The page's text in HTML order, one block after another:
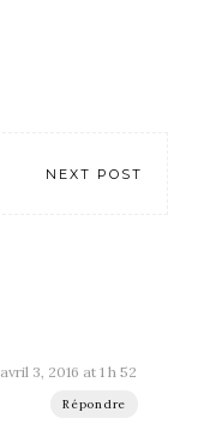
NEXT POST
avril 3, 2016 at 1 h 52
Répondre